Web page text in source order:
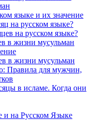
языке и их значение
на русском языке?
на русском языке?
в жизни мусульман
в жизни мусульман
Правила для мужчин,
в исламе. Когда они
и на Русском Языке